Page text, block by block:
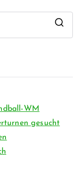
WM
gesucht